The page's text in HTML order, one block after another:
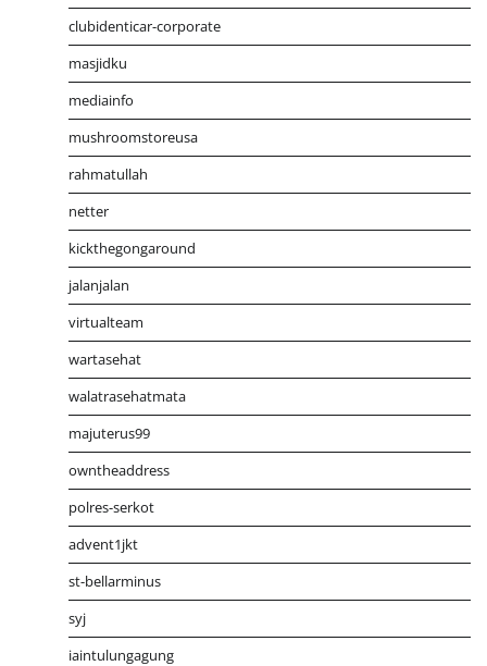
clubidenticar-corporate
masjidku
mediainfo
mushroomstoreusa
rahmatullah
netter
kickthegongaround
jalanjalan
virtualteam
wartasehat
walatrasehatmata
majuterus99
owntheaddress
polres-serkot
advent1jkt
st-bellarminus
syj
iaintulungagung